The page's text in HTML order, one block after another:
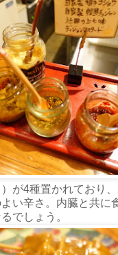
が4種置かれており
い辛さ。内臓と共に
でしょう。